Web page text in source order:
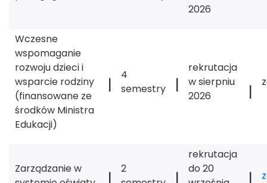
2026
Wczesne
wspomaganie
rozwoju dzieci i
wsparcie rodziny
(finansowane ze
środków Ministra
Edukacji)
|
4
semestry
|
rekrutacja
w sierpniu
2026
|
Zarządzanie w
|
2
|
rekrutacja
do 20
|